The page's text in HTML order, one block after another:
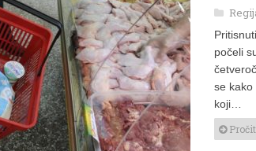
počeli
se kako
koji…